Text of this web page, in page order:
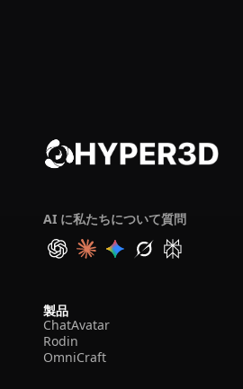
AI に私たちについて質問
製品
ChatAvatar
Rodin
OmniCraft